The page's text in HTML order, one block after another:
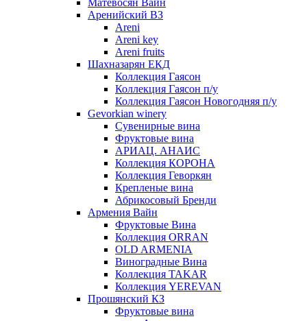
Матевосян Вайн
Аренийский ВЗ
Areni
Areni key
Areni fruits
Шахназарян ЕКД
Коллекция Гаясон
Коллекция Гаясон п/у
Коллекция Гаясон Новогодняя п/у
Gevorkian winery
Сувенирные вина
Фруктовые вина
АРИАЦ. АНАИС
Коллекция КОРОНА
Коллекция Геворкян
Крепленые вина
Абрикосовый Бренди
Армения Вайн
Фруктовые Вина
Коллекция ORRAN
OLD ARMENIA
Виноградные Вина
Коллекция TAKAR
Коллекция YEREVAN
Прошянский КЗ
Фруктовые вина